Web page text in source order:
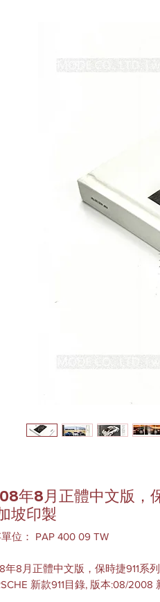
年8月正體中文版，
坡印製
位： PAP 400 09 TW
年8月正體中文版，保時捷911系
新款911目錄, 版本:08/